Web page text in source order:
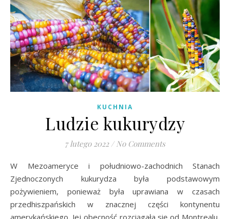
KUCHNIA
Ludzie kukurydzy
7 lutego 2022 / No Comments
W Mezoameryce i południowo-zachodnich Stanach
Zjednoczonych kukurydza była podstawowym
pożywieniem, ponieważ była uprawiana w czasach
przedhiszpańskich w znacznej części kontynentu
amerykańskiego. Jej obecność rozciągała się od Montrealu,